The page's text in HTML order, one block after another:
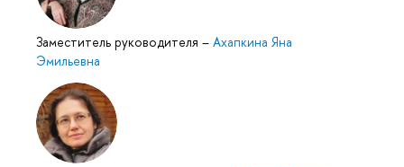
Заместитель руководителя – Ахапкина Яна
Эмильевна